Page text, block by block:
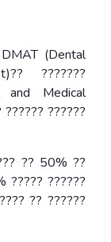
DMAT (Dental
???????
Medical
??????
?? 50% ??
????? ??????
?? ??????